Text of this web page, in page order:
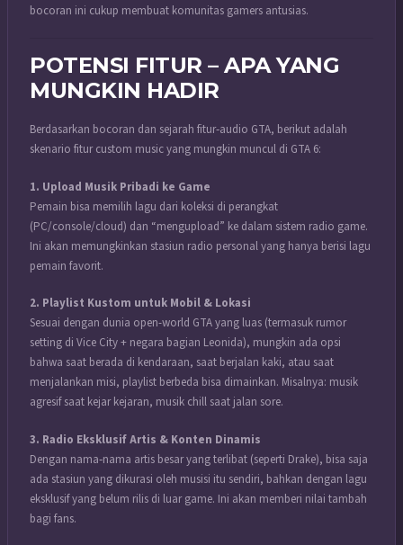
bocoran ini cukup membuat komunitas gamers antusias.
POTENSI FITUR – APA YANG
MUNGKIN HADIR
Berdasarkan bocoran dan sejarah fitur‐audio GTA, berikut adalah
skenario fitur custom music yang mungkin muncul di GTA 6:
1. Upload Musik Pribadi ke Game
Pemain bisa memilih lagu dari koleksi di perangkat
(PC/console/cloud) dan “mengupload” ke dalam sistem radio game.
Ini akan memungkinkan stasiun radio personal yang hanya berisi lagu
pemain favorit.
2. Playlist Kustom untuk Mobil & Lokasi
Sesuai dengan dunia open-world GTA yang luas (termasuk rumor
setting di Vice City + negara bagian Leonida), mungkin ada opsi
bahwa saat berada di kendaraan, saat berjalan kaki, atau saat
menjalankan misi, playlist berbeda bisa dimainkan. Misalnya: musik
agresif saat kejar kejaran, musik chill saat jalan sore.
3. Radio Eksklusif Artis & Konten Dinamis
Dengan nama‐nama artis besar yang terlibat (seperti Drake), bisa saja
ada stasiun yang dikurasi oleh musisi itu sendiri, bahkan dengan lagu
eksklusif yang belum rilis di luar game. Ini akan memberi nilai tambah
bagi fans.